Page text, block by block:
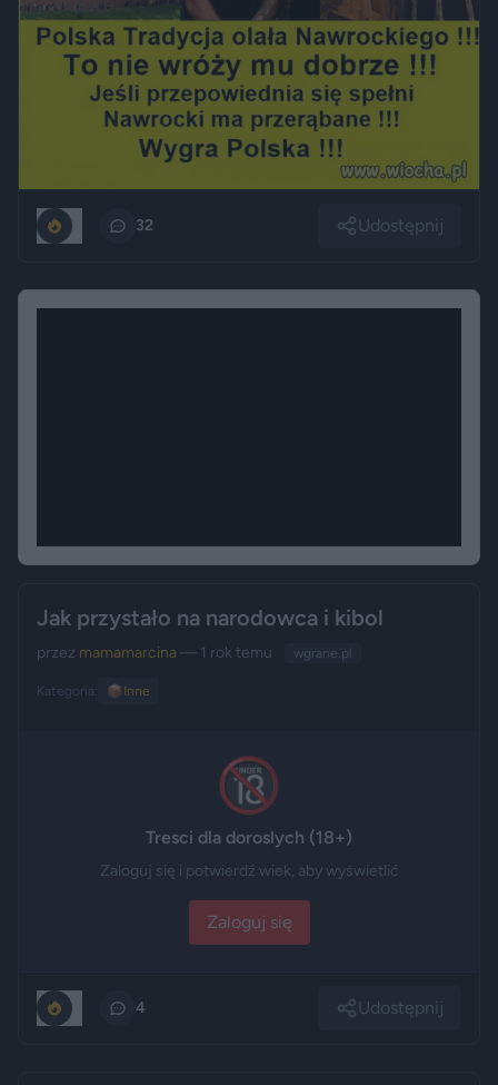
32 Udostępnij
Jak przystało na narodowca i kibol
przez mamamarcina — 1 rok temu wgrane.pl
Kategoria: 📦 Inne
🔞
Tresci dla doroslych (18+)
Zaloguj się i potwierdź wiek, aby wyświetlić
Zaloguj się
4 Udostępnij